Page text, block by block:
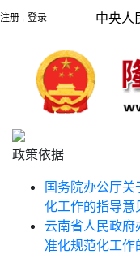
注册 登录 中央人
政策依据
国务院办公厅
化工作的指导意
云南省人民政府
准化规范化工作